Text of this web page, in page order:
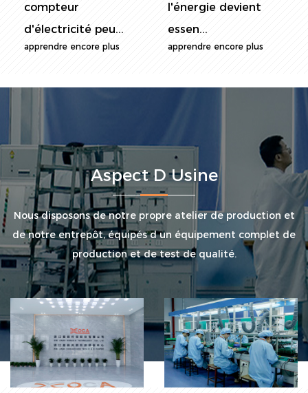
l'énergie devient
essen...
apprendre encore plus
actuel soucieux de
l'énergie...
apprendre encore plus
Aspect D Usine
Nous disposons de notre propre atelier de production et
de notre entrepôt, équipés d un équipement complet de
production et de test de qualité.
Hall d'usine
Ligne de
production